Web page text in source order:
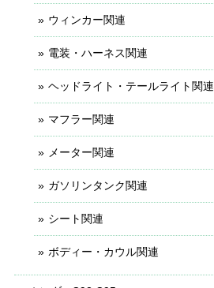
ウィンカー関連
電装・ハーネス関連
ヘッドライト・テールライト関連
マフラー関連
メーター関連
ガソリンタンク関連
シート関連
ボディー・カウル関連